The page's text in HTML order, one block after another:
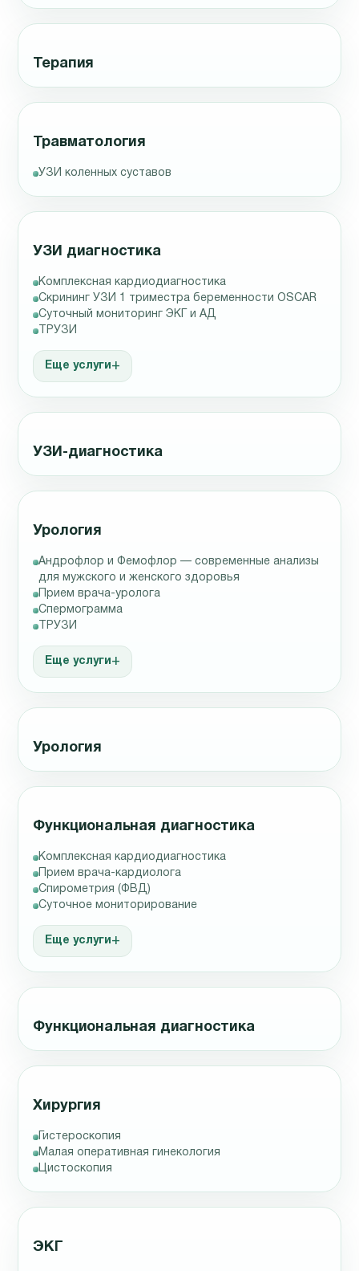
Терапия
Травматология
УЗИ коленных суставов
УЗИ диагностика
Комплексная кардиодиагностика
Скрининг УЗИ 1 триместра беременности OSCAR
Суточный мониторинг ЭКГ и АД
ТРУЗИ
Еще услуги
УЗИ-диагностика
Урология
Андрофлор и Фемофлор — современные анализы
для мужского и женского здоровья
Прием врача-уролога
Спермограмма
ТРУЗИ
Еще услуги
Урология
Функциональная диагностика
Комплексная кардиодиагностика
Прием врача-кардиолога
Спирометрия (ФВД)
Суточное мониторирование
Еще услуги
Функциональная диагностика
Хирургия
Гистероскопия
Малая оперативная гинекология
Цистоскопия
ЭКГ